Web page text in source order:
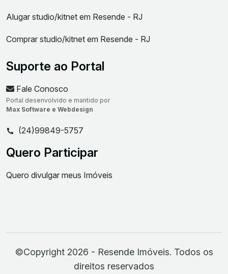
Alugar studio/kitnet em Resende - RJ
Comprar studio/kitnet em Resende - RJ
Suporte ao Portal
Fale Conosco
Portal desenvolvido e mantido por
Max Software e Webdesign
(24)99849-5757
Quero Participar
Quero divulgar meus Imóveis
©Copyright 2026 - Resende Imóveis. Todos os
direitos reservados